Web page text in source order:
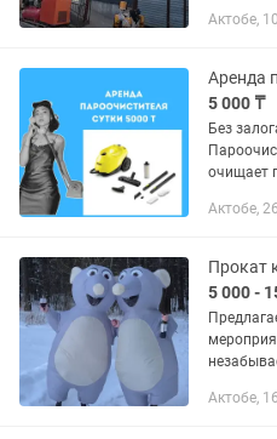
Актобе,
5 000 ₸
Без залога Без
очищает
Актобе,
Прокат
5 000 -
Актобе,